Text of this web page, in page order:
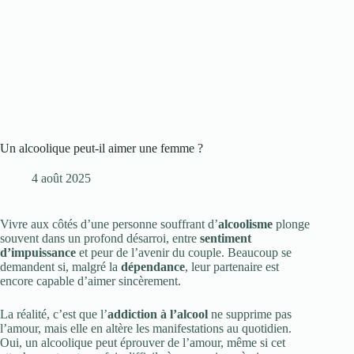
Un alcoolique peut-il aimer une femme ?
4 août 2025
Vivre aux côtés d’une personne souffrant d’alcoolisme plonge
souvent dans un profond désarroi, entre sentiment
d’impuissance et peur de l’avenir du couple. Beaucoup se
demandent si, malgré la dépendance, leur partenaire est
encore capable d’aimer sincèrement.
La réalité, c’est que l’addiction à l’alcool ne supprime pas
l’amour, mais elle en altère les manifestations au quotidien.
Oui, un alcoolique peut éprouver de l’amour, même si cet